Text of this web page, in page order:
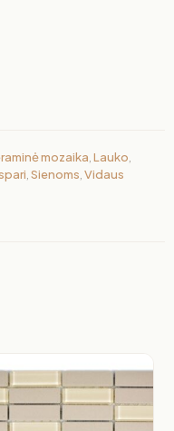
mozaika Lauko
Sienoms Vidaus